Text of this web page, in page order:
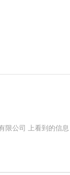
限公司 上看到的信息